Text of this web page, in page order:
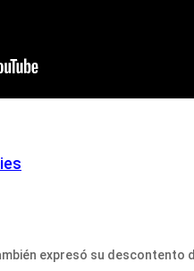
expresó su descontento